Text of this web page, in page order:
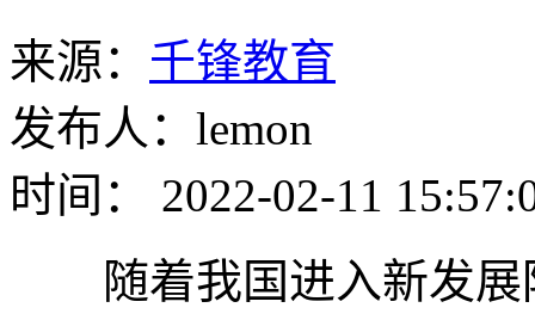
来源： 千锋教育
发布人：lemon
时间： 2022-02-11
随着我国进入新发展